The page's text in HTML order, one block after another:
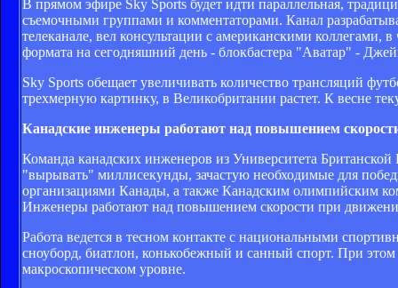
В прямом эфире Sky Sports будет идти параллельная,
съемочными группами и комментаторами. Канал
телеканале, вел консультации с американскими коллегами,
формата на сегодняшний день - блокбастера "Аватар" -
Sky Sports обещает увеличивать количество трансляций
трехмерную картинку, в Великобритании растет. К весне
Канадские инженеры работают над повышением
Команда канадских инженеров из Университета
"вырывать" миллисекунды, зачастую необходимые для
организациями Канады, а также Канадским олимпийским
Инженеры работают над повышением скорости при
Работа ведется в тесном контакте с национальными
сноуборд, биатлон, конькобежный и санный спорт. При
макроскопическом уровне.